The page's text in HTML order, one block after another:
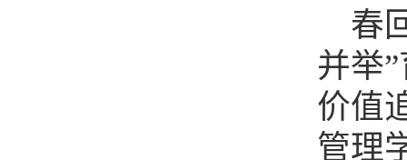
春
并举
价值
管理